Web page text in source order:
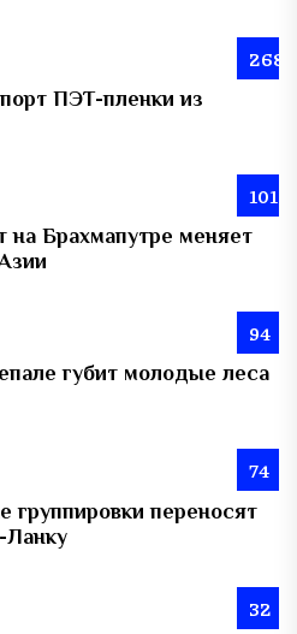
268
ПЭТ-пленки из
101
на Брахмапутре меняет
94
губит молодые леса
74
группировки переносят
Ланку
32